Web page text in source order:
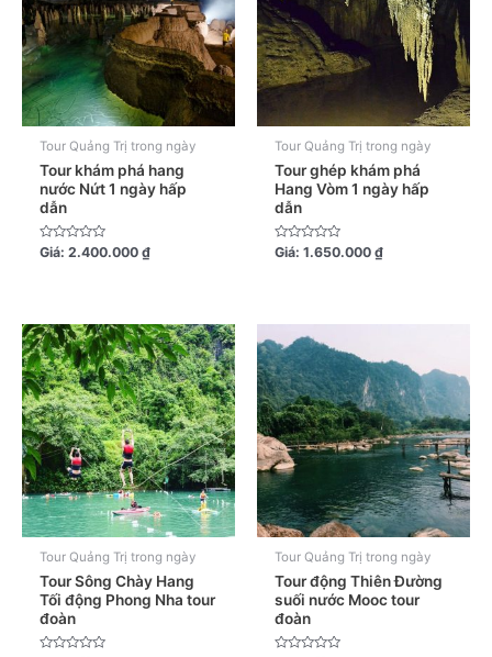
Tour Quảng Trị trong ngày
Tour khám phá hang
nước Nứt 1 ngày hấp
dẫn
Được
Giá: 2.400.000₫
Tour Quảng Trị trong ngày
Tour ghép khám phá
Hang Vòm 1 ngày hấp
dẫn
Được
Giá: 1.650.000₫
Tour Quảng Trị trong ngày
Tour Sông Chày Hang
Tối động Phong Nha tour
đoàn
Tour Quảng Trị trong ngày
Tour động Thiên Đường
suối nước Mooc tour
đoàn